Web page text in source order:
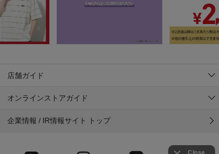
店舗ガイド
オンラインストアガイド
企業情報 / IR情報サイト トップ